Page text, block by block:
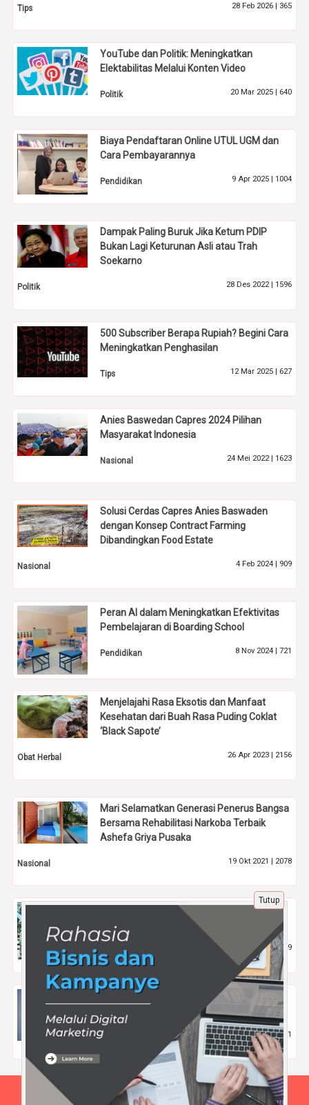
Tips 28 Feb 2026 | 365
YouTube dan Politik: Meningkatkan
Elektabilitas Melalui Konten Video
Politik 20 Mar 2025 | 640
Biaya Pendaftaran Online UTUL UGM dan
Cara Pembayarannya
Pendidikan 9 Apr 2025 | 1004
Dampak Paling Buruk Jika Ketum PDIP
Bukan Lagi Keturunan Asli atau Trah
Soekarno
Politik 28 Des 2022 | 1596
500 Subscriber Berapa Rupiah? Begini Cara
Meningkatkan Penghasilan
Tips 12 Mar 2025 | 627
Anies Baswedan Capres 2024 Pilihan
Masyarakat Indonesia
Nasional 24 Mei 2022 | 1623
Solusi Cerdas Capres Anies Baswaden
dengan Konsep Contract Farming
Dibandingkan Food Estate
Nasional 4 Feb 2024 | 909
Peran AI dalam Meningkatkan Efektivitas
Pembelajaran di Boarding School
Pendidikan 8 Nov 2024 | 721
Menjelajahi Rasa Eksotis dan Manfaat
Kesehatan dari Buah Rasa Puding Coklat
‘Black Sapote’
Obat Herbal 26 Apr 2023 | 2156
Mari Selamatkan Generasi Penerus Bangsa
Bersama Rehabilitasi Narkoba Terbaik
Ashefa Griya Pusaka
Nasional 19 Okt 2021 | 2078
Strategi Jitu Menjawab Soal Ujian Seleksi
TNI/Polri
14 Apr 2025 |499
Lolos Rekrutmen BUMN Dimulai dari Tryout
Pendidikan 22 Apr 2025 |521
Beranda Tentang Kami
Tutup